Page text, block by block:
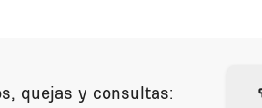
quejas y consultas: